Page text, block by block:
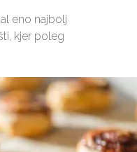
eno najbolj
kjer poleg